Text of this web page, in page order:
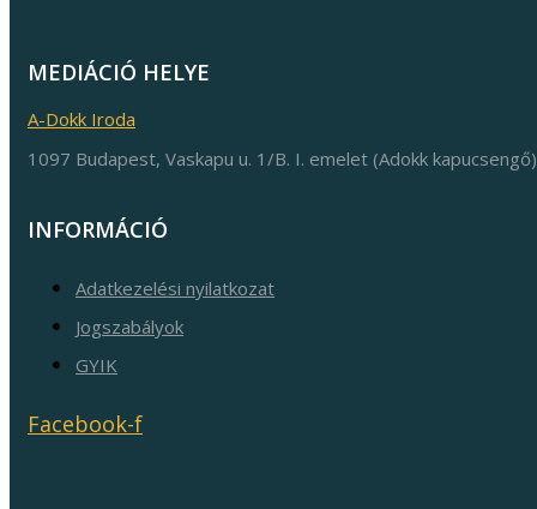
MEDIÁCIÓ HELYE
A-Dokk Iroda
1097 Budapest, Vaskapu u. 1/B. I. emelet (Adokk kapucsengő)
INFORMÁCIÓ
Adatkezelési nyilatkozat
Jogszabályok
GYIK
Facebook-f